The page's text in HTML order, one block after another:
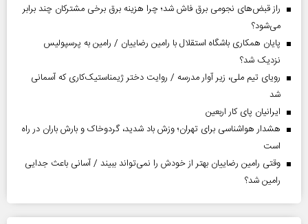
راز قبض‌های نجومی برق فاش شد؛ چرا هزینه برق برخی مشترکان چند برابر
می‌شود؟
پایان همکاری باشگاه استقلال با رامین رضاییان / رامین به پرسپولیس
نزدیک شد؟
رویای تیم ملی، زیر آوار مدرسه / روایت دختر ژیمناستیک‌کاری که آسمانی
شد
ایرانیان پای کار اربعین
هشدار هواشناسی برای تهران؛ وزش باد شدید، گردوخاک و بارش باران در راه
است
وقتی رامین رضاییان بهتر از خودش را نمی‌تواند ببیند / آسانی باعث جدایی
رامین شد؟